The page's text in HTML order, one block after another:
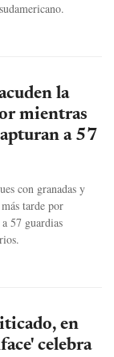
la
mientras
a 57
con granadas y
tarde por
57 guardias
en
celebra